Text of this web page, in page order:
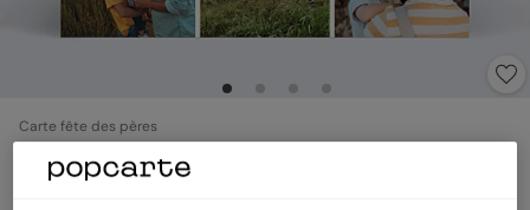
Carte fête des pères
With Love